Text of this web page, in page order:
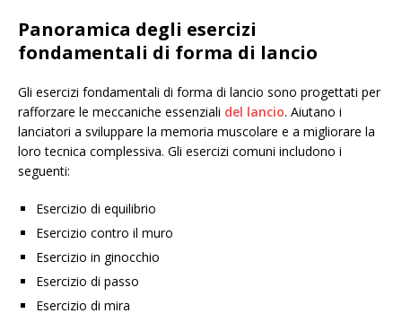
Panoramica degli esercizi
fondamentali di forma di lancio
Gli esercizi fondamentali di forma di lancio sono progettati per
rafforzare le meccaniche essenziali del lancio. Aiutano i
lanciatori a sviluppare la memoria muscolare e a migliorare la
loro tecnica complessiva. Gli esercizi comuni includono i
seguenti:
Esercizio di equilibrio
Esercizio contro il muro
Esercizio in ginocchio
Esercizio di passo
Esercizio di mira